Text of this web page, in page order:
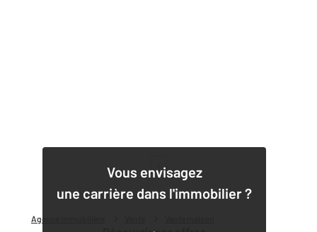
Agence immobilière
Vous envisagez
une carrière dans l'immobilier ?
1